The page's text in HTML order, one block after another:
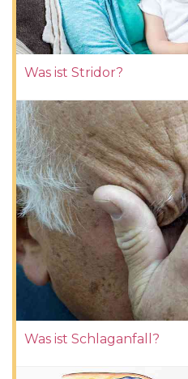
Was ist Stridor?
Was ist Schlaganfall?